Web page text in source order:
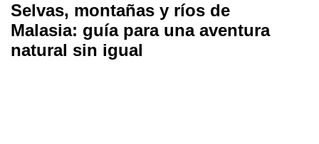
Selvas, montañas y ríos de
Malasia: guía para una aventura
natural sin igual